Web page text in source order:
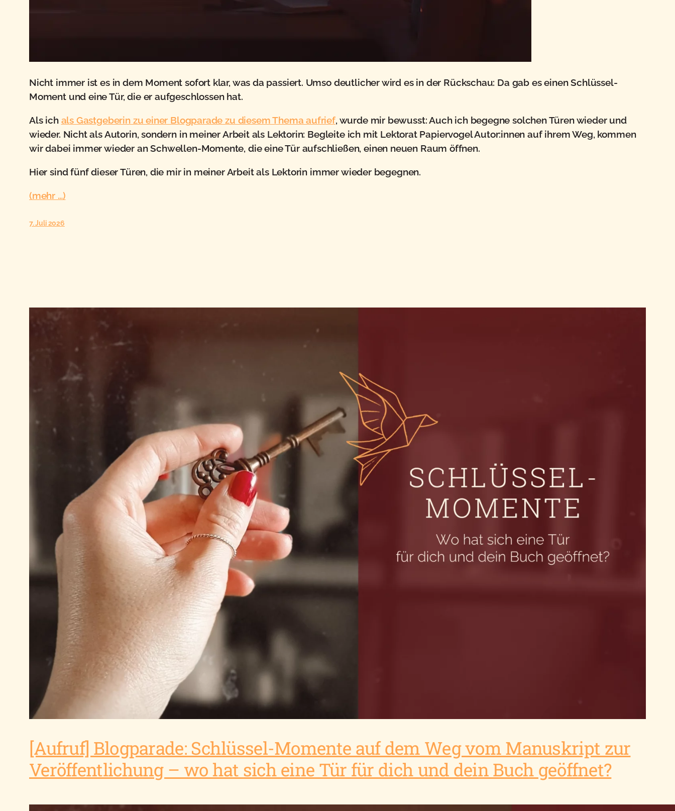
Nicht immer ist es in dem Moment sofort klar, was da passiert. Umso deutlicher wird es in der Rückschau: Da gab es einen Schlüssel-
Moment und eine Tür, die er aufgeschlossen hat.
Als ich als Gastgeberin zu einer Blogparade zu diesem Thema aufrief, wurde mir bewusst: Auch ich begegne solchen Türen wieder und
wieder. Nicht als Autorin, sondern in meiner Arbeit als Lektorin: Begleite ich mit Lektorat Papiervogel Autor:innen auf ihrem Weg, kommen
wir dabei immer wieder an Schwellen-Momente, die eine Tür aufschließen, einen neuen Raum öffnen.
Hier sind fünf dieser Türen, die mir in meiner Arbeit als Lektorin immer wieder begegnen.
(mehr …)
7. Juli 2026
[Aufruf] Blogparade: Schlüssel-Momente auf dem Weg vom Manuskript zur
Veröffentlichung – wo hat sich eine Tür für dich und dein Buch geöffnet?